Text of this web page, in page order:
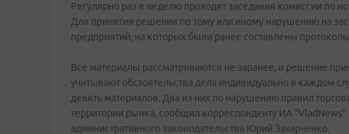
Регулярно раз в неделю проходят заседания комиссии по
Для принятия решения по тому или иному нарушению на
предприятий, на которых были ранее составлены
Все материалы рассматриваются не заранее, и решение
учитывают обстоятельства дела индивидуально в каждом
девять материалов. Два из них по нарушению правил
территории рынка, сообщил корреспонденту ИА "VladNews"
административного законодательства Юрий Захарченко.